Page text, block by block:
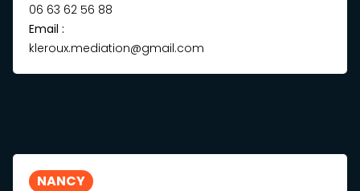
06 63 62 56 88
Email :
kleroux.mediation@gmail.com
NANCY